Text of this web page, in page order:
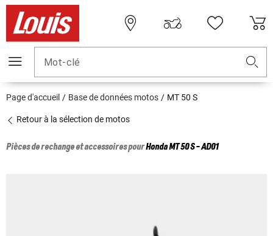
Mot-clé
Page d'accueil Base de données motos MT 50 S
Retour à la sélection de motos
Pièces de rechange et accessoires pourHondaMT 50 S - AD01